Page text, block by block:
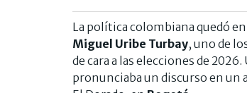
La política colombiana quedó
Miguel Uribe Turbay, uno de
de cara a las elecciones de
pronunciaba un discurso en un